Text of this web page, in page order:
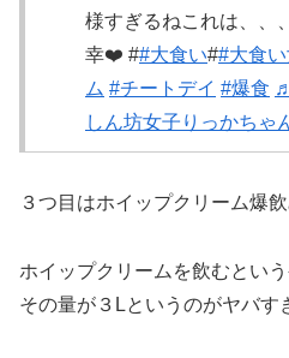
様すぎるねこれは、、
幸❤️ ##大食い##大食
ム #チートデイ #爆食
しん坊女子りっかちゃ
３つ目はホイップクリーム爆飲
ホイップクリームを飲むとい
その量が３Lというのがヤバす